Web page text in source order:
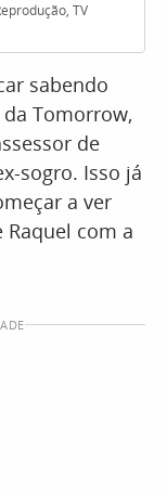
TV
sabendo
Tomorrow,
de
sogro. Isso já
a ver
com a